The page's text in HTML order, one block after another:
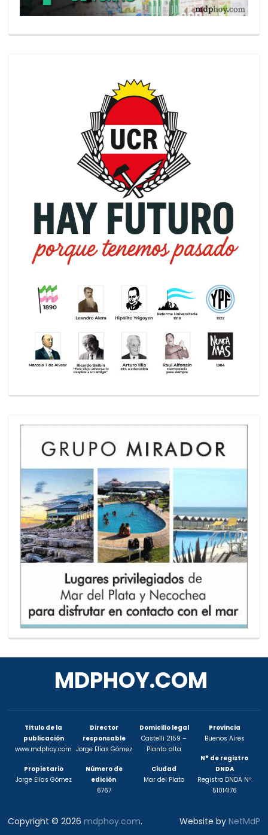
MDPHOY.COM
Titulo de la
publicación
www.mdphoy.com
Propietario
Jorge Elías Gómez
Director
responsable
Jorge Elías Gómez
Número de
edición
6767
Domicilio legal
Castelli 2159 –
Planta alta
Ciudad
Mar del Plata
Provincia
Buenos Aires
N° de registro
DNDA
Registro DNDA Nº
51014176
Copyright © 2026mdphoy.com. Website by NetMdP